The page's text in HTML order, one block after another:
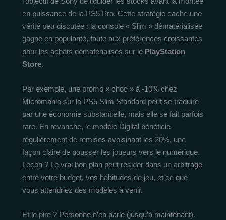
en puissance de la PS5 Pro. Cette stratégie cache une
vérité peu discutée : la console « Slim » dématérialisée
gagne en popularité, faute aux préférences croissantes
pour les achats dématérialisés sur le PlayStation
Store.
Par exemple, une promo « choc » à -10% chez
Micromania sur la PS5 Slim Standard peut se traduire
par une économie substantielle, mais elle se fait parfois
rare. En revanche, le modèle Digital bénéficie
régulièrement de remises avoisinant les 20%, une
façon claire de pousser les joueurs vers le numérique.
Leçon ? Le vrai bon plan peut résider dans un arbitrage
entre votre budget, vos habitudes de jeu, et ce que
vous attendriez des modèles à venir.
Et le pire ? Personne n’en parle (jusqu’à maintenant).